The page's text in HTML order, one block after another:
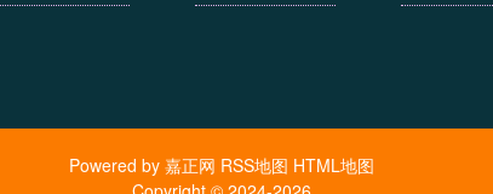
Powered by 嘉正网 RSS地图 HTML地图